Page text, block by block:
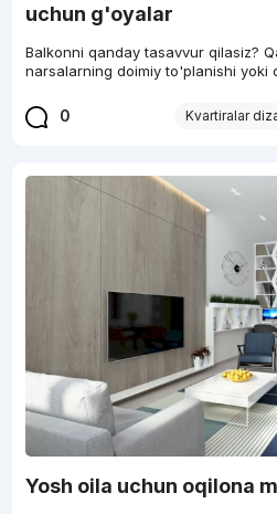
uchun g'oyalar
Balkonni qanday tasavvur qilasiz?
narsalarning doimiy to'planishi yoki
0 Kvartiralar
Yosh oila uchun oqilona